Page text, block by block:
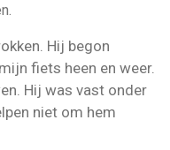
Hij begon
fiets heen en weer.
Hij was vast onder
niet om hem